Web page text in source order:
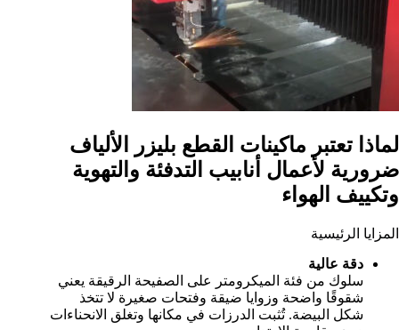
لماذا تعتبر ماكينات القطع بليزر الألياف
ضرورية لأعمال أنابيب التدفئة والتهوية
وتكييف الهواء
المزايا الرئيسية
دقة عالية
سلوك من فئة الميكرومتر على الصفيحة الرقيقة يعني
شقوقًا واضحة وزوايا ضيقة وفتحات صغيرة لا تتخذ
شكل البيضة. تُثبت الدرزات في مكانها وتغلق الانحناءات